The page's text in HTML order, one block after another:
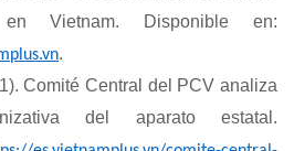
Vietnam. Disponible en:
.
Comité Central del PCV analiza
del aparato estatal.